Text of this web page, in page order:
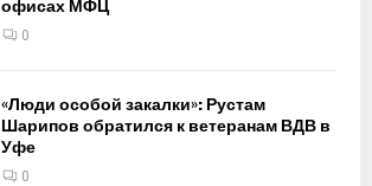
офисах МФЦ
0
«Люди особой закалки»: Рустам
Шарипов обратился к ветеранам ВДВ в
Уфе
0